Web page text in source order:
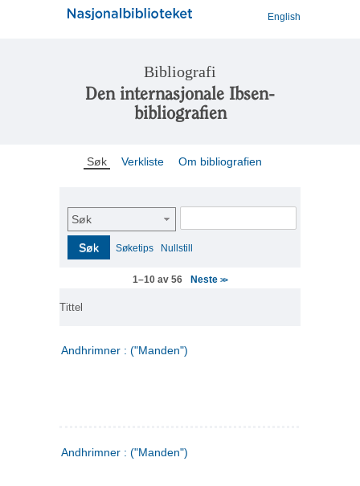
English
Bibliografi
Den internasjonale Ibsen-
bibliografien
Søk Verkliste Om bibliografien
Søk
Søk Søketips Nullstill
1–10 av 56 Neste>>
Tittel
Andhrimner : ("Manden")
Andhrimner : ("Manden")